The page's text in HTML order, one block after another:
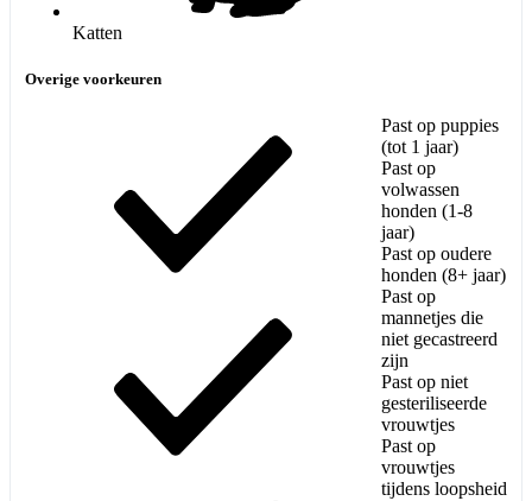
Katten
Overige voorkeuren
Past op puppies
(tot 1 jaar)
Past op
volwassen
honden (1-8
jaar)
Past op oudere
honden (8+ jaar)
Past op
mannetjes die
niet gecastreerd
zijn
Past op niet
gesteriliseerde
vrouwtjes
Past op
vrouwtjes
tijdens loopsheid